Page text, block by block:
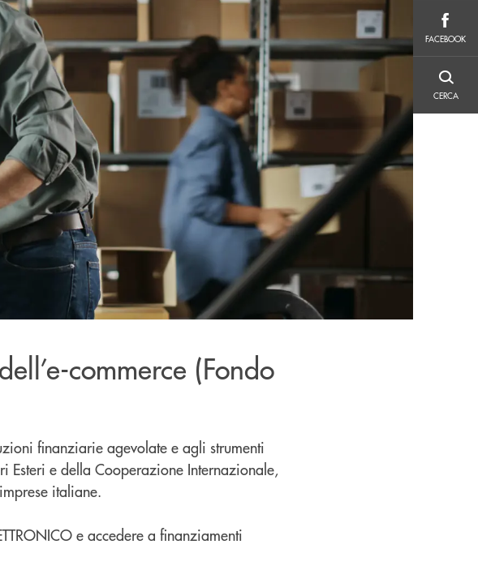
FACEBOOK
FACEBOOK
CERCA
commerce (Fondo
finanziarie agevolate e agli strumenti
e della Cooperazione Internazionale,
italiane.
e accedere a finanziamenti